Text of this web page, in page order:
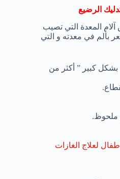
الرضيع
المعدة التي تصيب
بألم في معدته و التي
كبير ” أكثر من
ملحوظ.
لعلاج الغازات